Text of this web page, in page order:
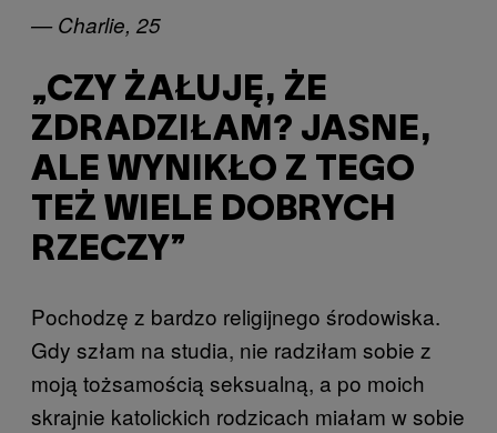
— Charlie, 25
„CZY ŻAŁUJĘ, ŻE
ZDRADZIŁAM? JASNE,
ALE WYNIKŁO Z TEGO
TEŻ WIELE DOBRYCH
RZECZY”
Pochodzę z bardzo religijnego środowiska.
Gdy szłam na studia, nie radziłam sobie z
moją tożsamością seksualną, a po moich
skrajnie katolickich rodzicach miałam w sobie